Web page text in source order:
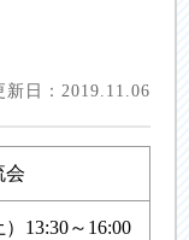
新日：2019.11.06
会
13:30～16:00